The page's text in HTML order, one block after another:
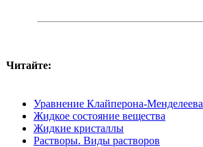
Читайте:
Уравнение Клайперона-Менделеева
Жидкое состояние вещества
Жидкие кристаллы
Растворы. Виды растворов